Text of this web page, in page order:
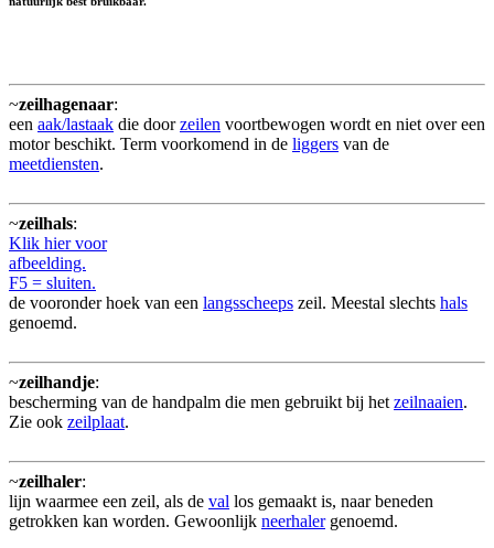
~zeilhagenaar:
een aak/lastaak die doorzeilen voortbewogen wordt en niet over een
motor beschikt. Term voorkomend in de liggers van de
meetdiensten.
~zeilhals:
Klik hier voor
afbeelding.
F5 = sluiten.
de vooronder hoek van een langsscheeps zeil. Meestal slechts hals
genoemd.
~zeilhandje:
bescherming van de handpalm die men gebruikt bij het zeilnaaien.
Zie ook zeilplaat.
~zeilhaler:
lijn waarmee een zeil, als de val los gemaakt is, naar beneden
getrokken kan worden. Gewoonlijk neerhalergenoemd.